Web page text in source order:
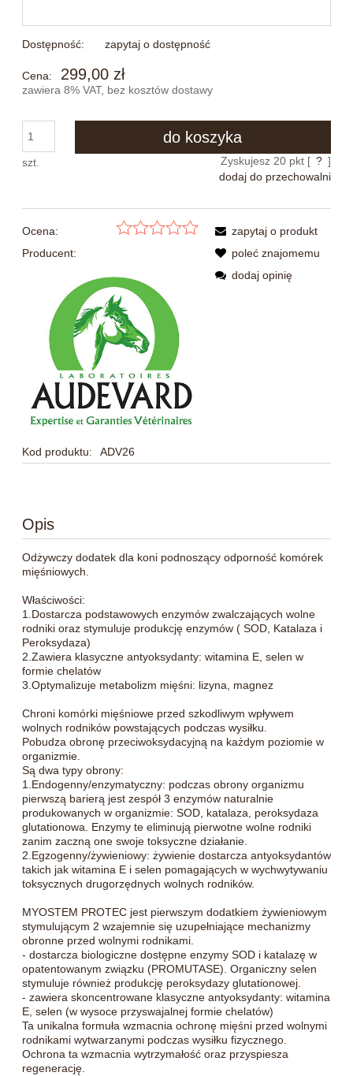
Dostępność: zapytaj o dostępność
Cena: 299,00 zł
zawiera 8% VAT, bez kosztów dostawy
szt.
do koszyka
Zyskujesz 20pkt [ ? ]
dodaj do przechowalni
Ocena:
Producent:
Kod produktu: ADV26
zapytaj o produkt
poleć znajomemu
dodaj opinię
Opis
Odżywczy dodatek dla koni podnoszący odporność komórek
mięśniowych.
Właściwości:
1.Dostarcza podstawowych enzymów zwalczających wolne
rodniki oraz stymuluje produkcję enzymów ( SOD, Katalaza i
Peroksydaza)
2.Zawiera klasyczne antyoksydanty: witamina E, selen w
formie chelatów
3.Optymalizuje metabolizm mięśni: lizyna, magnez
Chroni komórki mięśniowe przed szkodliwym wpływem
wolnych rodników powstających podczas wysiłku.
Pobudza obronę przeciwoksydacyjną na każdym poziomie w
organizmie.
Są dwa typy obrony:
1.Endogenny/enzymatyczny: podczas obrony organizmu
pierwszą barierą jest zespół 3 enzymów naturalnie
produkowanych w organizmie: SOD, katalaza, peroksydaza
glutationowa. Enzymy te eliminują pierwotne wolne rodniki
zanim zaczną one swoje toksyczne działanie.
2.Egzogenny/żywieniowy: żywienie dostarcza antyoksydantów
takich jak witamina E i selen pomagających w wychwytywaniu
toksycznych drugorzędnych wolnych rodników.
MYOSTEM PROTEC jest pierwszym dodatkiem żywieniowym
stymulującym 2 wzajemnie się uzupełniające mechanizmy
obronne przed wolnymi rodnikami.
- dostarcza biologiczne dostępne enzymy SOD i katalazę w
opatentowanym związku (PROMUTASE). Organiczny selen
stymuluje również produkcję peroksydazy glutationowej.
- zawiera skoncentrowane klasyczne antyoksydanty: witamina
E, selen (w wysoce przyswajalnej formie chelatów)
Ta unikalna formuła wzmacnia ochronę mięśni przed wolnymi
rodnikami wytwarzanymi podczas wysiłku fizycznego.
Ochrona ta wzmacnia wytrzymałość oraz przyspiesza
regenerację.